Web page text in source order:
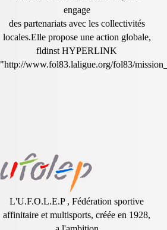
engage
des partenariats avec les collectivités
locales.Elle propose une action globale,
fldinst HYPERLINK
"http://www.fol83.laligue.org/fol83/
L'U.F.O.L.E.P , Fédération sportive
affinitaire et multisports, créée en 1928,